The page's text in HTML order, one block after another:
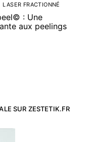
LASER FRACTIONNÉ
: Une
aux peelings
SUR ZESTETIK.FR